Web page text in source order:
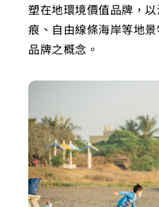
塑在地環境價值品牌，
痕、自由線條海岸等地
品牌之概念。